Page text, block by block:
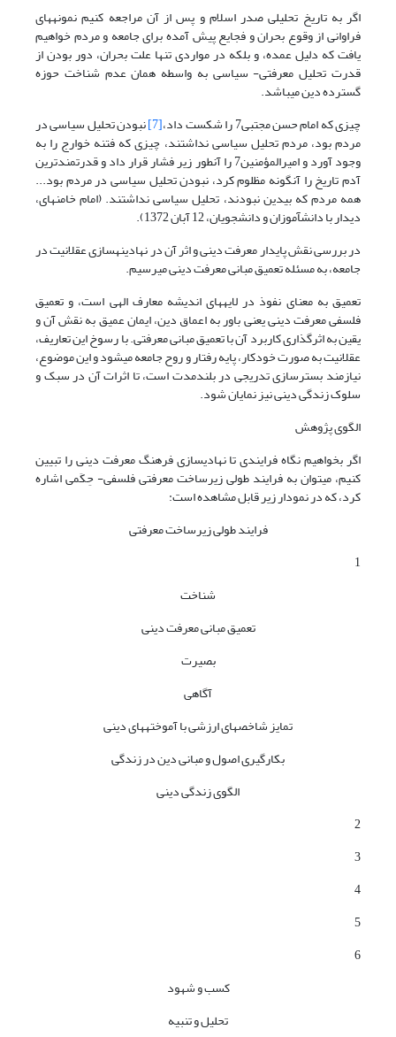
اگر به تاریخ تحلیلی صدر اسلام و پس از آن مراجعه کنیم نمونه­های
فراوانی از وقوع بحران و فجایع پیش آمده برای جامعه و مردم خواهیم
یافت که دلیل عمده، و بلکه در مواردی تنها علت بحران، دور بودن از
قدرت تحلیل معرفتی- سیاسی به واسطه همان عدم شناخت حوزه
گسترده دین می­باشد.
چیزی که امام حسن مجتبی7 را شکست داد،
[7] نبودن تحلیل سیاسی در
مردم بود، مردم تحلیل سیاسی نداشتند، چیزی که فتنه خوارج را به
وجود آورد و امیرالمؤمنین7 را آن­طور زیر فشار قرار داد و قدرت­مندترین
آدم تاریخ را آن­گونه مظلوم کرد، نبودن تحلیل سیاسی در مردم بود...
همه مردم که بی­دین نبودند، تحلیل سیاسی نداشتند. (امام خامنه­ای،
دیدار با دانش­آموزان و دانشجویان، 12 آبان 1372).
در بررسی نقش پایدار معرفت دینی و اثر آن در نهادینه­سازی عقلانیت در
جامعه، به مسئله تعمیق مبانی معرفت دینی می­رسیم.
تعمیق به معنای نفوذ در لایه­های اندیشه معارف الهی است، و تعمیق
فلسفی معرفت دینی یعنی باور به اعماق دین، ایمان عمیق به نقش آن و
یقین به اثرگذاری کاربرد آن با تعمیق مبانی معرفتی. با رسوخ این تعاریف،
عقلانیت به صورت خودکار، پایه رفتار و روح جامعه می­شود و این موضوع،
نیازمند بسترسازی تدریجی در بلندمدت است، تا اثرات آن در سبک و
سلوک زندگی دینی نیز نمایان شود.
الگوی پژوهش
اگر بخواهیم نگاه فرایندی تا نهادی­سازی فرهنگ معرفت دینی را تبیین
کنیم، می­توان به فرایند طولی زیرساخت معرفتی فلسفی- حِکَمی اشاره
کرد، که در نمودار زیر قابل مشاهده است:
فرایند طولی زیرساخت معرفتی
1
شناخت
تعمیق مبانی معرفت دینی
بصیرت
آگاهی
تمایز شاخص­های ارزشی با آموخته­های دینی
بکارگیری اصول و مبانی دین در زندگی
الگوی زندگی دینی
2
3
4
5
6
کسب و شهود
تحلیل و تنبیه